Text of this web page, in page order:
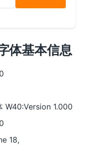
体基本信息
W40:Version 1.000
18,